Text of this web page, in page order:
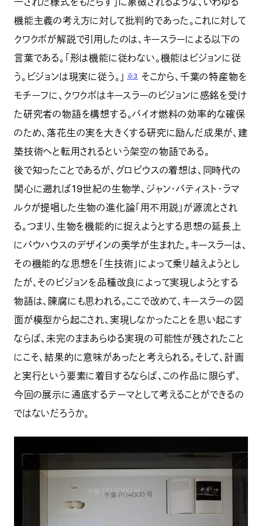
機能主義の考え方に対して批判的であった。これに対して
クワクボが解説で引用したのは、キースラーによる以下の
言葉である。「形は機能に従わない。機能はビジョンに従
う。ビジョンは現実に従う。」 ※3
そこから、千葉の特産物を
モチーフに、クワクボはキースラーのビジョンに感銘を受け
た研究者の物語を構想する。バイオ燃料の効率的な確保
のため、落花生の実を大きくする研究に励んだ成果が、建
築技術へと転用されるという架空の物語である。
後で知ったことであるが、グロピウスの着想は、同時代の
関心に遡れば19世紀の生物学、ジャン・バティスト・ラマ
ルクが提唱した生物の進化論「用不用説」が源流とされ
る。つまり、生物を機能的に捉えようとする思想の延長上
にバウハウスのデザインの美学が生まれた。キースラーは、
その機能的な思想を「生技術」によって乗り越えようとし
たが、そのビジョンを品種改良によって実現しようとする
物語は、陳腐にも思われる。ここで改めて、キースラーの図
面が模型から起こされ、実現しなかったことを思い起こす
ならば、未完のままあらゆる実現の可能性が残されたこと
にこそ、結果的に意味があったと考えられる。そして、計画
と実行という要素に着目するならば、この作品に限らず、
今回の展示に通底するテーマとして考えることができるの
ではないだろうか。